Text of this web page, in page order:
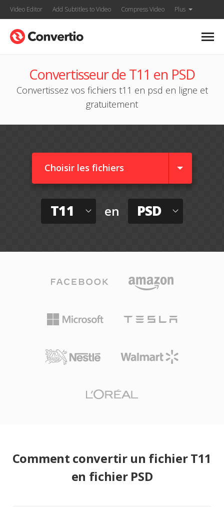
Video Editor Add Subtitles to Video Compress Video Plus
Convertisseur de T11 en PSD
Convertissez vos fichiers t11 en psd en ligne et
gratuitement
Choisir les fichiers
T11 en PSD
Comment convertir un fichier T11
en fichier PSD